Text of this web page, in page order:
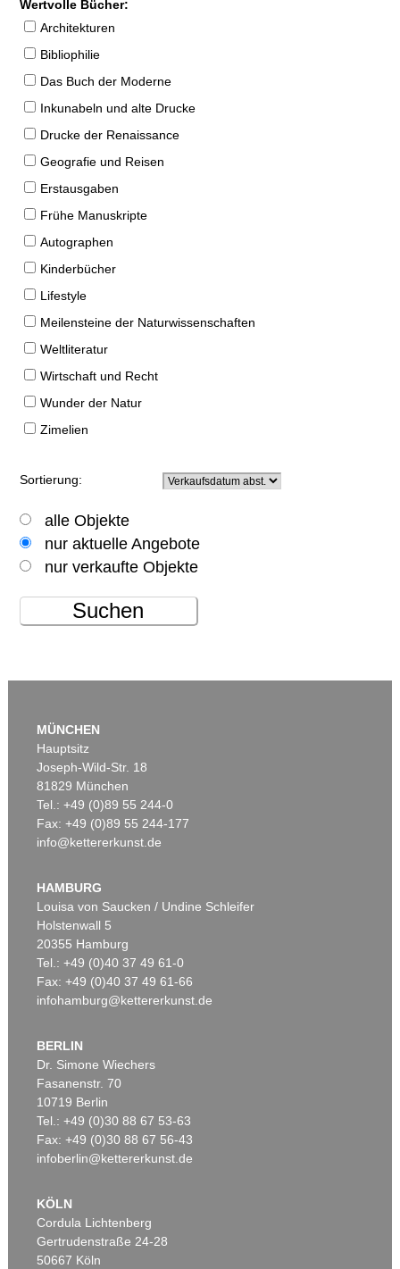
Wertvolle Bücher:
Architekturen
Bibliophilie
Das Buch der Moderne
Inkunabeln und alte Drucke
Drucke der Renaissance
Geografie und Reisen
Erstausgaben
Frühe Manuskripte
Autographen
Kinderbücher
Lifestyle
Meilensteine der Naturwissenschaften
Weltliteratur
Wirtschaft und Recht
Wunder der Natur
Zimelien
Sortierung:
alle Objekte
nur aktuelle Angebote
nur verkaufte Objekte
Suchen
MÜNCHEN
Hauptsitz
Joseph-Wild-Str. 18
81829 München
Tel.: +49 (0)89 55 244-0
Fax: +49 (0)89 55 244-177
info@kettererkunst.de
HAMBURG
Louisa von Saucken / Undine Schleifer
Holstenwall 5
20355 Hamburg
Tel.: +49 (0)40 37 49 61-0
Fax: +49 (0)40 37 49 61-66
infohamburg@kettererkunst.de
BERLIN
Dr. Simone Wiechers
Fasanenstr. 70
10719 Berlin
Tel.: +49 (0)30 88 67 53-63
Fax: +49 (0)30 88 67 56-43
infoberlin@kettererkunst.de
KÖLN
Cordula Lichtenberg
Gertrudenstraße 24-28
50667 Köln